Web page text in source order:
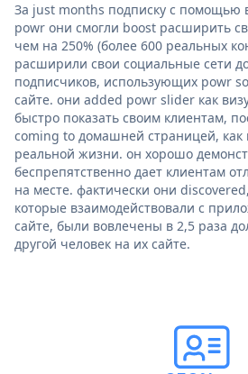
За just months подписку с помощью
powr они смогли boost расширить
чем на 250% (более 600 реальных
расширили свои социальные сети
подписчиков, использующих powr
сайте. они added powr slider как
быстро показать своим клиентам,
coming to домашней страницей, как
реальной жизни. он хорошо
беспрепятственно дает клиентам
на месте. фактически они
которые взаимодействовали с
сайте, были вовлечены в 2,5 раза
другой человек на их сайте.